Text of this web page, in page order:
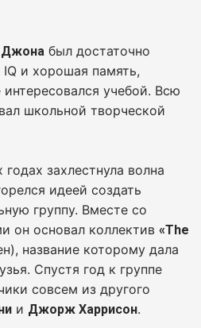
Джона был достаточно
и хорошая память,
учебой. Всю
школьной творческой
захлестнула волна
идеей создать
группу. Вместе со
он основал коллектив «The
название которому дала
Спустя год к группе
совсем из другого
и Джорж Харрисон.